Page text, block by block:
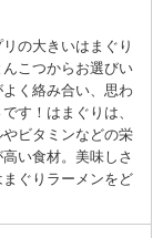
の大きいはまぐり
こつからお選びい
く絡み合い、思わ
す！はまぐりは、
ビタミンなどの栄
い食材。美味しさ
ぐりラーメンをど